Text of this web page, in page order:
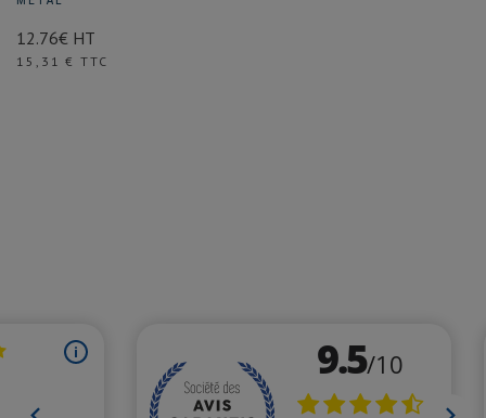
12.76€ HT
Prix
15,31 € TTC